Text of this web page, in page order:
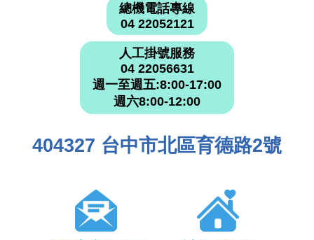
總機電話專線
04 22052121
人工掛號服務
04 22056631
週一至週五:8:00-17:00
週六8:00-12:00
404327 台中市北區育德路2號